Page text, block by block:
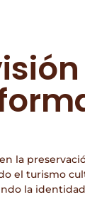
la
el turismo
la